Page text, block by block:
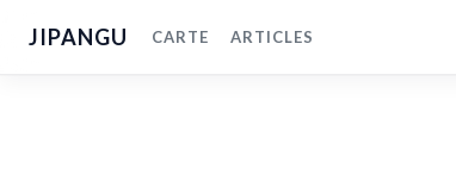
JIPANGU CARTE ARTICLES